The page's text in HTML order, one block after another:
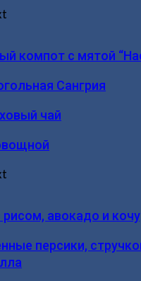
компот с мятой
Сангрия
чай
рисом, авокадо и
персики,